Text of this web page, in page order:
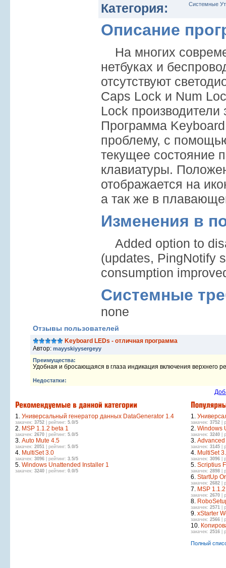
Категория: Системные
Описание
На многих
нетбуках и
отсутствуют
Caps Lock и Num
Lock
Программа
проблему, с
текущее состояние
клавиатуры.
отображается на
а так же в
Изменения в
Added option to
(updates, PingNotify
consumption
Системные
none
Отзывы пользователей
Keyboard LEDs - отличная программа
Автор: mayyskiyysergeyy
Преимущества:
Удобная и бросающаяся в глаза индикация включения верхнего
Недостатки:
1. Универсальный генератор данных DataGenerator 1.4
закачек: 3752 | рейтинг: 5.0/5
2. MSP 1.1.2 beta 1
закачек: 2670 | рейтинг: 5.0/5
3. Auto Mute 4.5
закачек: 2051 | рейтинг: 5.0/5
4. MultiSet 3.0
закачек: 3096 | рейтинг: 3.5/5
5. Windows Unattended Installer 1
закачек: 3240 | рейтинг: 0.0/5
1.
закачек: 3752 |
2. Windows
закачек: 3240 |
3.
закачек: 3145 |
4. MultiSet
закачек: 3096 |
5. Scriptius
закачек: 2898 |
6. StartUp
закачек: 2682 |
7. MSP
закачек: 2670 |
8.
закачек: 2571 |
9. xStarter
закачек: 2566 |
10.
закачек: 2516 |
Полный